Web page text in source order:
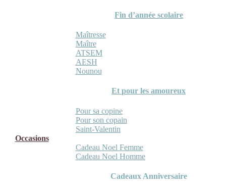
Fin d’année scolaire
Maîtresse
Maître
ATSEM
AESH
Nounou
Et pour les amoureux
Pour sa copine
Pour son copain
Saint-Valentin
Occasions
Cadeau Noel Femme
Cadeau Noel Homme
Cadeaux Anniversaire